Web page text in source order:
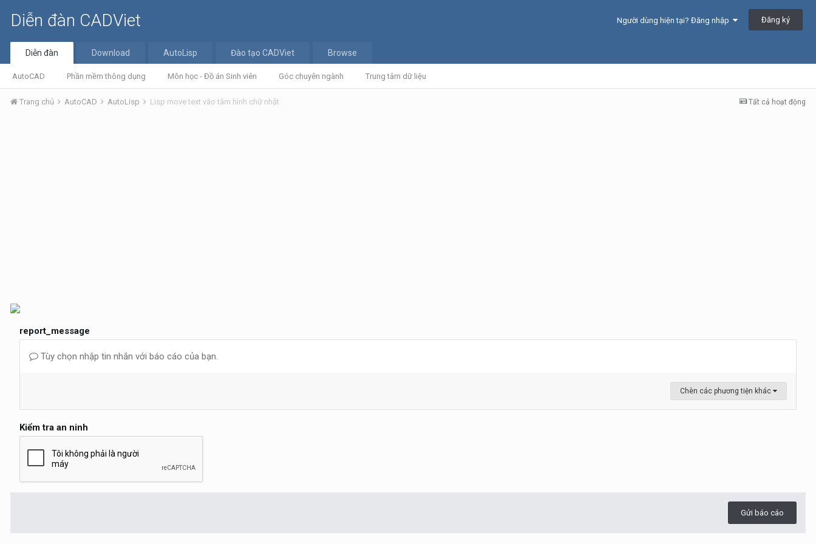
Diễn đàn CADViet Người dùng hiện tại? Đăng nhập Đăng ký
Diễn đàn
AutoCAD Phần mềm thông dụng Môn học - Đồ án Sinh viên Góc chuyên ngành Trung tâm dữ liệu
Download AutoLisp Đào tạo CADViet Browse
Tất cả hoạt động
Trang chủ AutoCAD AutoLisp Lisp move text vào tâm hình chữ nhật
report_message
Tùy chọn nhập tin nhắn với báo cáo của bạn.
Chèn các phương tiện khác
Kiểm tra an ninh
Gửi báo cáo